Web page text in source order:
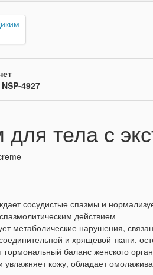
NSP-4927
для тела с
сосудистые спазмы и
действием
метаболические нарушения,
и хрящевой ткани,
гормональный баланс женского
увлажняет кожу, обладает